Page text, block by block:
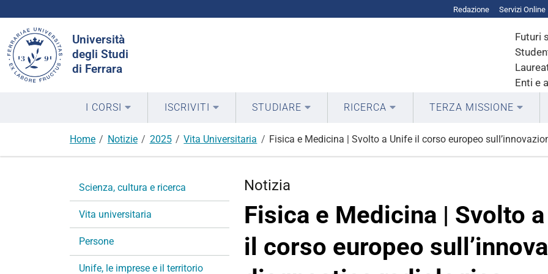
Redazione Servizi Online
Università
degli Studi
di Ferrara
Futuri
Enti e
nel
sito
I CORSI ISCRIVITI STUDIARE RICERCA TERZA MISSIONE
Home Notizie 2025 Vita Universitaria Fisica e Medicina | Svolto a Unife il corso europeo
Notizia
Fisica e Medicina | Svolto
il corso europeo
i
a
Scienza, cultura e ricerca
Vita universitaria
Persone
Unife, le imprese e il territorio